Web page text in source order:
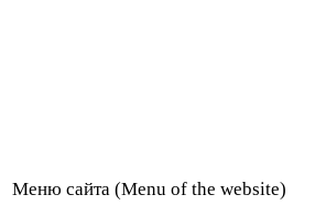
Меню сайта (Menu of the website)